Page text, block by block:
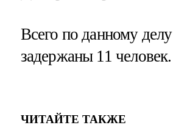
Всего по данному
задержаны 11 человек.
ЧИТАЙТЕ ТАКЖЕ